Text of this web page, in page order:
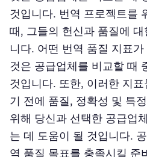
것입니다. 번역 프로젝트를
때, 그들의 헌신과 품질에
니다. 어떤 번역 품질 지표
것은 공급업체를 비교할 때
것입니다. 또한, 이러한 지
기 전에 품질, 정확성 및 특
위해 당신과 선택한 공급업
는 데 도움이 될 것입니다.
역 품질 목표를 충족시킬 준